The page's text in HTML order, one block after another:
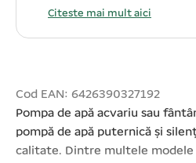
Citeste mai mult aici
Cod EAN: 6426390327192
Pompa de apă acvariu sau
pompă de apă puternică și
calitate. Dintre multele modele